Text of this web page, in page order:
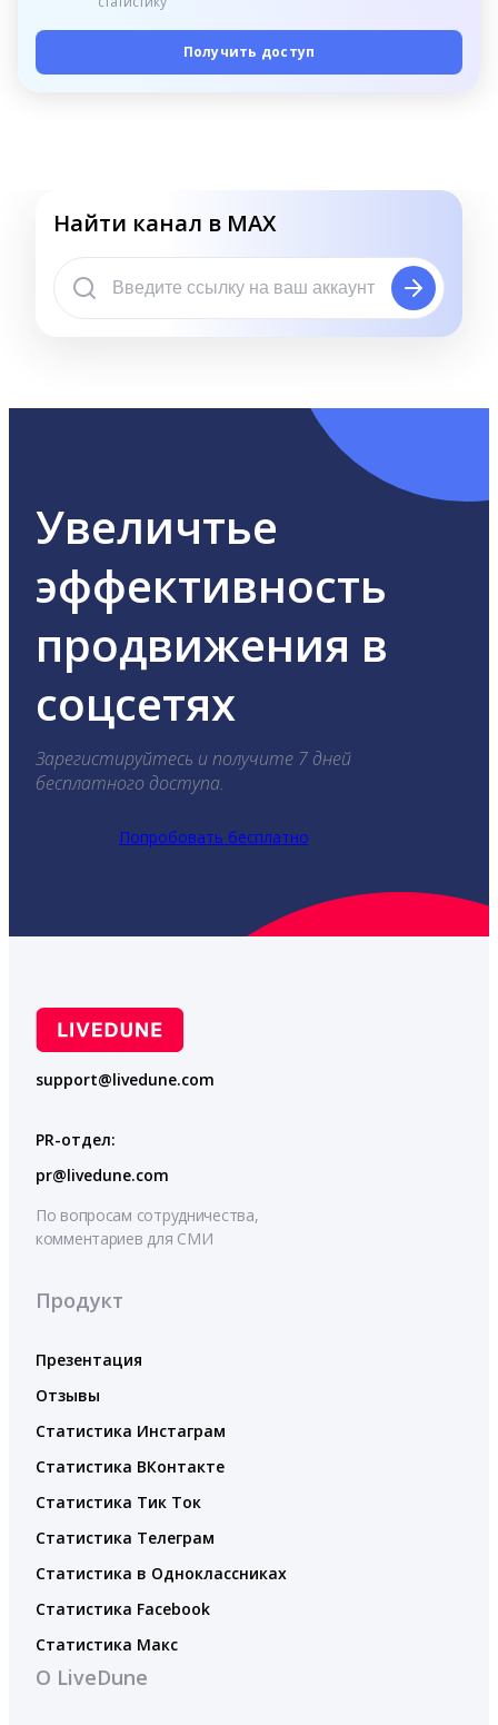
Получить доступ
Найти канал в MAX
Увеличтье
эффективность
продвижения в
соцсетях
Зарегистируйтесь и получите 7 дней
бесплатного доступа.
Попробовать бесплатно
support@livedune.com
PR-отдел:
pr@livedune.com
По вопросам сотрудничества,
комментариев для СМИ
Продукт
Презентация
Отзывы
Статистика Инстаграм
Статистика ВКонтакте
Статистика Тик Ток
Статистика Телеграм
Статистика в Одноклассниках
Статистика Facebook
Статистика Макс
О LiveDune